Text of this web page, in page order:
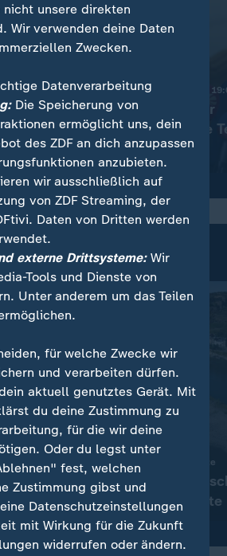
Uhr:
Ukraine
Nachrichten | heute
Haftstrafen für
rechtsextreme
Video
veröffentlicht
Trockenheit und Hitze
Flüsse in
Ausgetrocknete
niedrige Pegel
unsere direkten
Wir verwenden deine Daten
Zwecken.
Datenverarbeitung
Die Speicherung von
ermöglicht uns, dein
des ZDF an dich anzupassen
anzubieten.
wir ausschließlich auf
von ZDF Streaming, der
Daten von Dritten werden
externe Drittsysteme:Wir
Tools und Dienste von
Unter anderem um das Teilen
für welche Zwecke wir
und verarbeiten dürfen.
aktuell genutztes Gerät. Mit
du deine Zustimmung zu
für die wir deine
Oder du legst unter
fest, welchen
Zustimmung gibst und
Datenschutzeinstellungen
mit Wirkung für die Zukunft
widerrufen oder ändern.